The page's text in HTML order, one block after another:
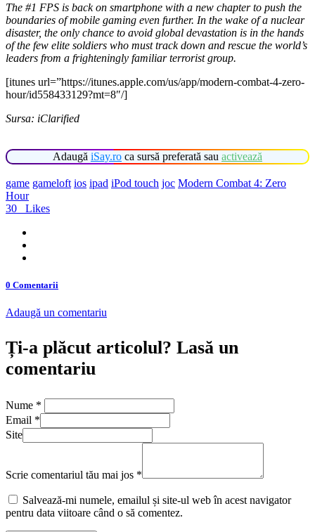
The #1 FPS is back on smartphone with a new chapter to push the
boundaries of mobile gaming even further. In the wake of a nuclear
disaster, the only chance to avoid global devastation is in the hands
of the few elite soldiers who must track down and rescue the world’s
leaders from a frighteningly familiar terrorist group.
[itunes url=”https://itunes.apple.com/us/app/modern-combat-4-zero-
hour/id558433129?mt=8″/]
Sursa: iClarified
Adaugă iSay.ro ca sursă preferată sau activează
game gameloft ios ipad iPod touch joc Modern Combat 4: Zero
Hour
30
Likes
0 Comentarii
Adaugă un comentariu
Ți-a plăcut articolul? Lasă un
comentariu
Nume *
Email *
Site
Scrie comentariul tău mai jos *
Salvează-mi numele, emailul și site-ul web în acest navigator
pentru data viitoare când o să comentez.